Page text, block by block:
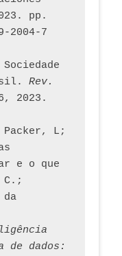
pp.
2004-7
Rev.
Packer, L;
e o que
C.;
dados: